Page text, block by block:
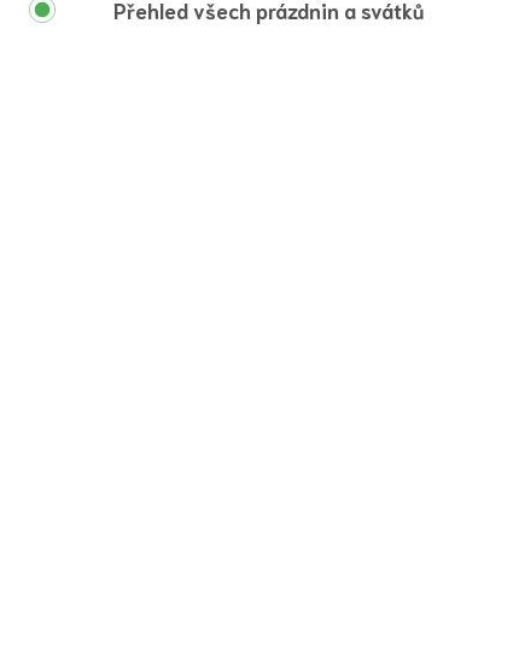
Přehled všech prázdnin a svátků